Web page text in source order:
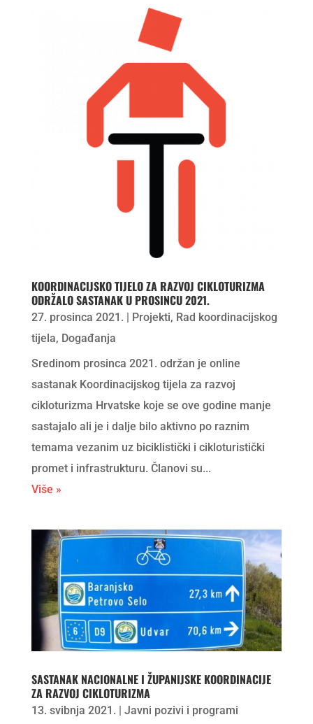
KOORDINACIJSKO TIJELO ZA RAZVOJ CIKLOTURIZMA
ODRŽALO SASTANAK U PROSINCU 2021.
27. prosinca 2021. | Projekti, Rad koordinacijskog
tijela, Događanja
Sredinom prosinca 2021. održan je online
sastanak Koordinacijskog tijela za razvoj
cikloturizma Hrvatske koje se ove godine manje
sastajalo ali je i dalje bilo aktivno po raznim
temama vezanim uz biciklistički i cikloturistički
promet i infrastrukturu. Članovi su...
Više »
SASTANAK NACIONALNE I ŽUPANIJSKE KOORDINACIJE
ZA RAZVOJ CIKLOTURIZMA
13. svibnja 2021. | Javni pozivi i programi